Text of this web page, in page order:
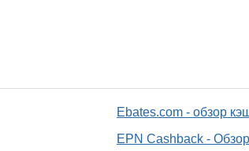
Ebates.com - обзор
EPN Cashback -